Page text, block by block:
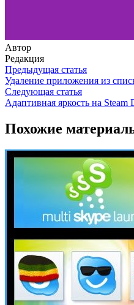
Автор
Редакция
Предыдущая статья
Удаление приложения из
Следующая статья
Адаптивная яркость на
Похожие